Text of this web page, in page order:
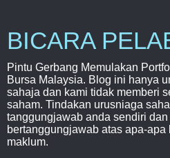
BICARA
Pintu Gerbang Memulakan
Bursa Malaysia. Blog ini hanya
sahaja dan kami tidak memberi
saham. Tindakan urusniaga
tanggungjawab anda sendiri dan
bertanggungjawab atas apa-
maklum.